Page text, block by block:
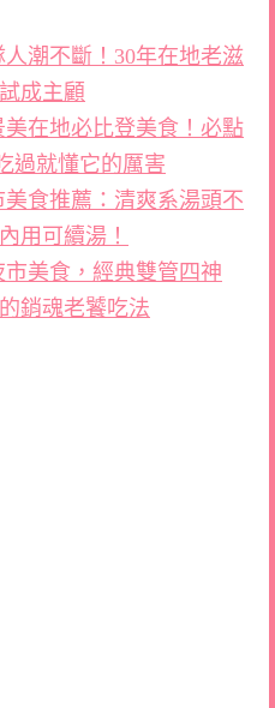
潮不斷！30年在地老滋
成主顧
在地必比登美食！必點
過就懂它的厲害
食推薦：清爽系湯頭不
用可續湯！
美食，經典雙管四神
銷魂老饕吃法